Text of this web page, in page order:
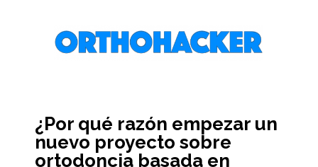
¿Por qué razón empezar un
nuevo proyecto sobre
ortodoncia basada en